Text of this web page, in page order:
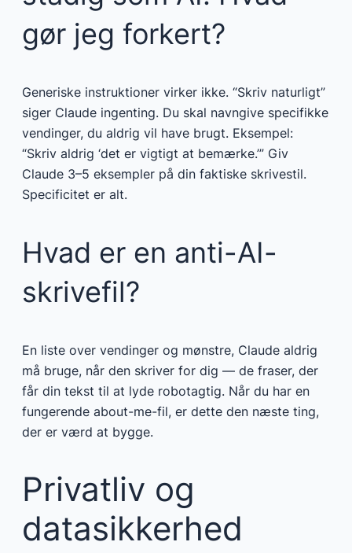
gør jeg forkert?
Generiske instruktioner virker ikke. “Skriv naturligt”
siger Claude ingenting. Du skal navngive specifikke
vendinger, du aldrig vil have brugt. Eksempel:
“Skriv aldrig ‘det er vigtigt at bemærke.’” Giv
Claude 3–5 eksempler på din faktiske skrivestil.
Specificitet er alt.
Hvad er en anti-AI-
skrivefil?
En liste over vendinger og mønstre, Claude aldrig
må bruge, når den skriver for dig — de fraser, der
får din tekst til at lyde robotagtig. Når du har en
fungerende about-me-fil, er dette den næste ting,
der er værd at bygge.
Privatliv og
datasikkerhed